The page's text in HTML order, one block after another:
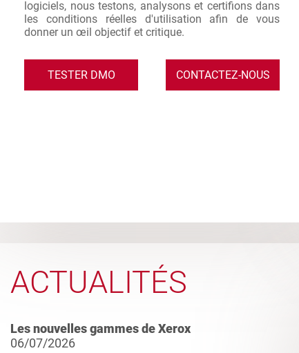
logiciels, nous testons, analysons et certifions dans
les conditions réelles d'utilisation afin de vous
donner un œil objectif et critique.
TESTER DMO CONTACTEZ-NOUS
ACTUALITÉS
Les nouvelles gammes de Xerox
06/07/2026